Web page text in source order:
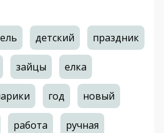
детский праздник
зайцы елка
год новый
работа ручная